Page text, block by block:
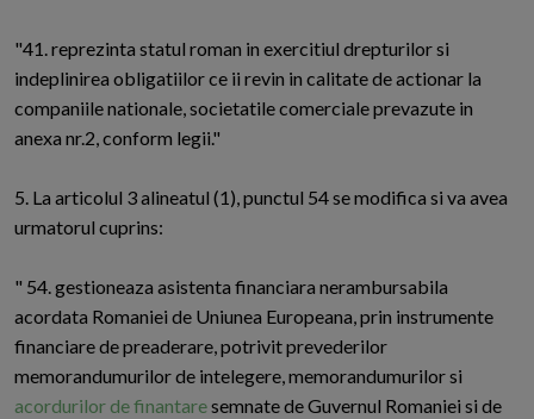
"41. reprezinta statul roman in exercitiul drepturilor si
indeplinirea obligatiilor ce ii revin in calitate de actionar la
companiile nationale, societatile comerciale prevazute in
anexa nr.2, conform legii."
5. La articolul 3 alineatul (1), punctul 54 se modifica si va avea
urmatorul cuprins:
" 54. gestioneaza asistenta financiara nerambursabila
acordata Romaniei de Uniunea Europeana, prin instrumente
financiare de preaderare, potrivit prevederilor
memorandumurilor de intelegere, memorandumurilor si
acordurilor de finantaresemnate de Guvernul Romaniei si de